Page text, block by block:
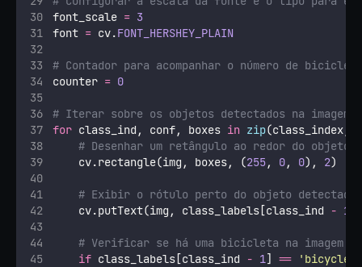
font_scale = 3
font = cv.FONT_HERSHEY_PLAIN
# Contador para acompanhar o número de
counter = 0
# Iterar sobre os objetos detectados na imagem
for class_ind, conf, boxes in zip(class_index,
# Desenhar um retângulo ao redor do objeto
    cv.rectangle(img, boxes, (
255, 0, 0), 2)
# Exibir o rótulo perto do objeto detectado
    cv.putText(img, class_labels[class_ind
- 1
# Verificar se há uma bicicleta na imagem
if class_labels[class_ind - 1] == ' bicycle